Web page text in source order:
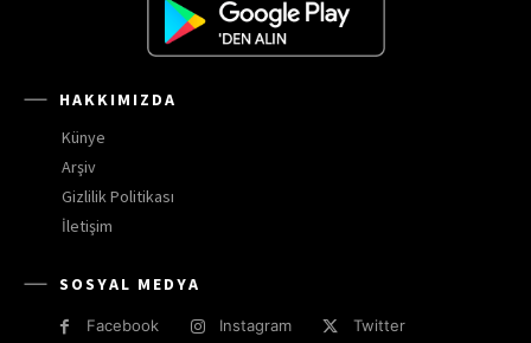
HAKKIMIZDA
Künye
Arşiv
Gizlilik Politikası
İletişim
SOSYAL MEDYA
Facebook Instagram
Twitter